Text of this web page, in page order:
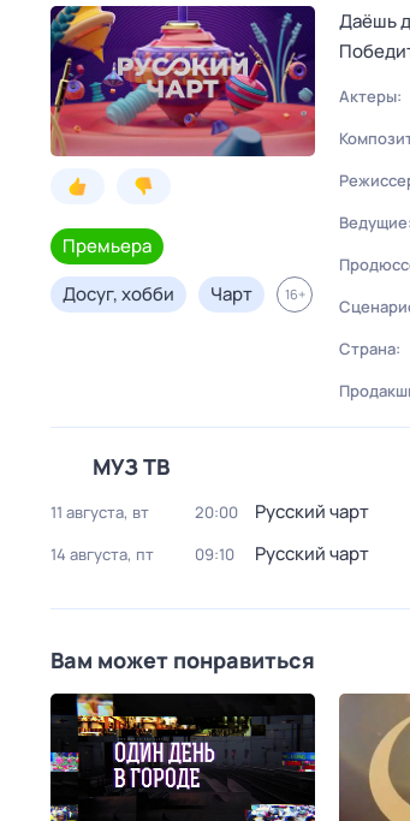
Премьера
Досуг, хобби
Чарт 16+
Даёшь
Актеры:
Ведущие:
Страна:
МУЗ ТВ
11 августа, вт 20:00 Русский чарт
14 августа, пт 09:10 Русский чарт
Вам может понравиться